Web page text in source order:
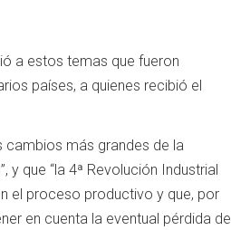
a estos temas que fueron
países, a quienes recibió el
cambios más grandes de la
y que “la 4ª Revolución Industrial
el proceso productivo y que, por
en cuenta la eventual pérdida de